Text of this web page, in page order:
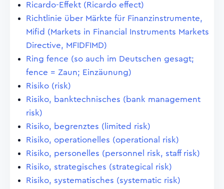
Ricardo-Effekt (Ricardo effect)
Richtlinie über Märkte für Finanzinstrumente,
Mifid (Markets in Financial Instruments Markets
Directive, MFIDFIMD)
Ring fence (so auch im Deutschen gesagt;
fence = Zaun; Einzäunung)
Risiko (risk)
Risiko, banktechnisches (bank management
risk)
Risiko, begrenztes (limited risk)
Risiko, operationelles (operational risk)
Risiko, personelles (personnel risk, staff risk)
Risiko, strategisches (strategical risk)
Risiko, systematisches (systematic risk)